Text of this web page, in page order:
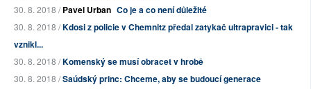
30. 8. 2018 /Pavel Urban Co je a co není důležité
30. 8. 2018 /Kdosi z policie v Chemnitz předal zatykač ultrapravici - tak
vznikl...
30. 8. 2018 /Komenský se musí obracet v hrobě
30. 8. 2018 /Saúdský princ: Chceme, aby se budoucí generace